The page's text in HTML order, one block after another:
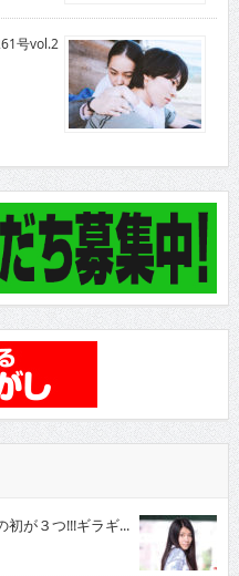
号vol.2
が３つ!!!ギラギ...